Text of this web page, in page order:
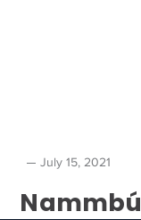
July 15, 2021